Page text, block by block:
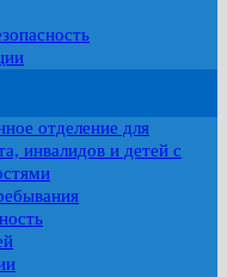
отделение для
инвалидов и детей с